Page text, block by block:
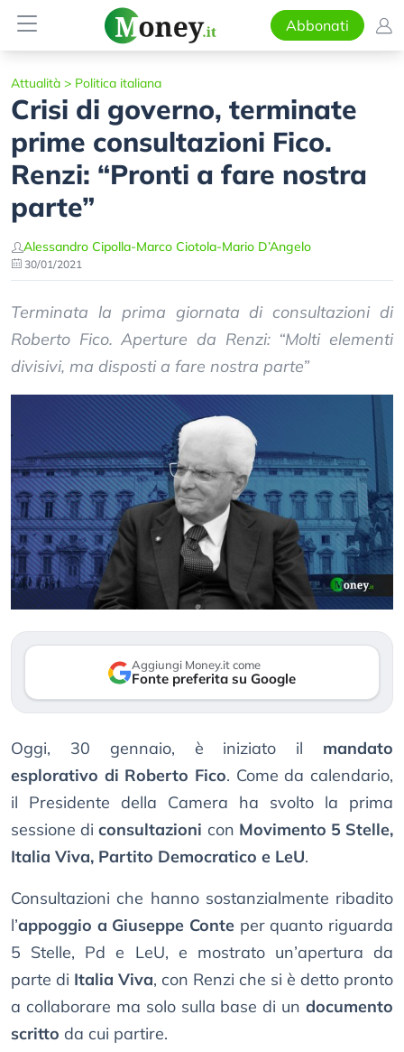
Abbonati
Attualità > Politica italiana
Crisi di governo, terminate
prime consultazioni Fico.
Renzi: “Pronti a fare nostra
parte”
Alessandro Cipolla-Marco Ciotola-Mario D’Angelo
30/01/2021
Terminata la prima giornata di consultazioni di
Roberto Fico. Aperture da Renzi: “Molti elementi
divisivi, ma disposti a fare nostra parte”
Aggiungi Money.it come
Fonte preferita su Google
Oggi, 30 gennaio, è iniziato il mandato
esplorativo di Roberto Fico. Come da calendario,
il Presidente della Camera ha svolto la prima
sessione diconsultazioni con Movimento 5 Stelle,
Italia Viva, Partito Democratico e LeU.
Consultazioni che hanno sostanzialmente ribadito
l’appoggio a Giuseppe Conte per quanto riguarda
5 Stelle, Pd e LeU, e mostrato un’apertura da
parte di Italia Viva, con Renzi che si è detto pronto
a collaborare ma solo sulla base di un documento
scritto da cui partire.